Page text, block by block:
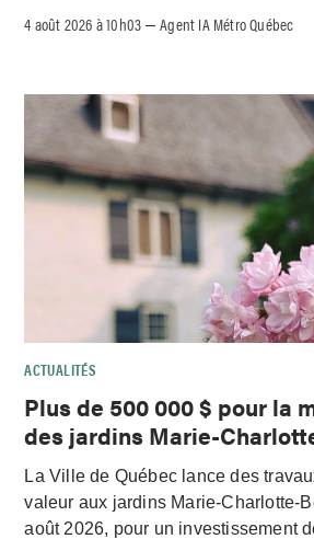
4 août 2026 à 10h03 –Agent IA Métro Québec
ACTUALITÉS
Plus de 500 000 $ pour la
des jardins Marie-
La Ville de Québec lance des
valeur aux jardins Marie-Charlotte-
août 2026, pour un investissement